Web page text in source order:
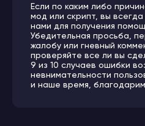
Если по каким либо
мод или скрипт, вы
нами для получения
Убедительная просьба,
жалобу или гневный
проверяйте все ли вы
9 из 10 случаев ошибки
невнимательности
и наше время,